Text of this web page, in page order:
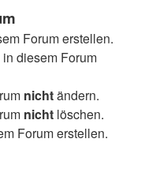
Forum erstellen.
diesem Forum
nichtändern.
nicht löschen.
Forum erstellen.